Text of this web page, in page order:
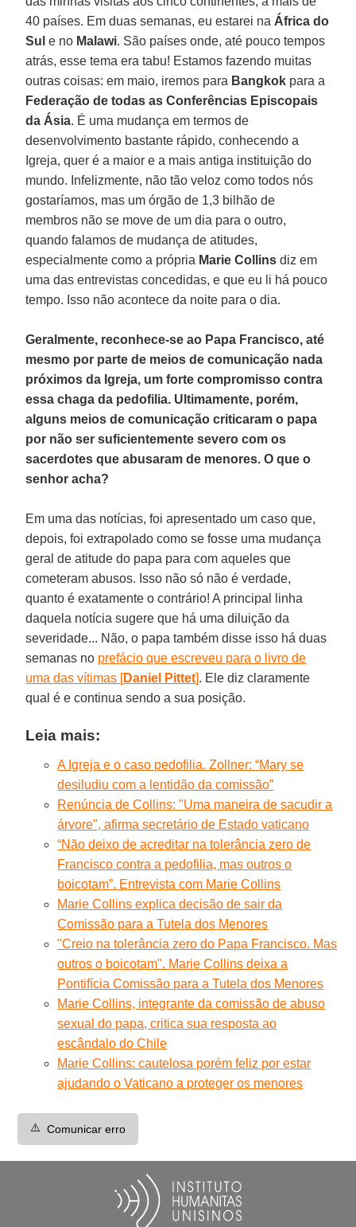
40 países. Em duas semanas, eu estarei na África do
Sul e no Malawi. São países onde, até pouco tempos
atrás, esse tema era tabu! Estamos fazendo muitas
outras coisas: em maio, iremos para Bangkok para a
Federação de todas as Conferências Episcopais
da Ásia. É uma mudança em termos de
desenvolvimento bastante rápido, conhecendo a
Igreja, quer é a maior e a mais antiga instituição do
mundo. Infelizmente, não tão veloz como todos nós
gostaríamos, mas um órgão de 1,3 bilhão de
membros não se move de um dia para o outro,
quando falamos de mudança de atitudes,
especialmente como a própria Marie Collins diz em
uma das entrevistas concedidas, e que eu li há pouco
tempo. Isso não acontece da noite para o dia.
Geralmente, reconhece-se ao Papa Francisco, até
mesmo por parte de meios de comunicação nada
próximos da Igreja, um forte compromisso contra
essa chaga da pedofilia. Ultimamente, porém,
alguns meios de comunicação criticaram o papa
por não ser suficientemente severo com os
sacerdotes que abusaram de menores. O que o
senhor acha?
Em uma das notícias, foi apresentado um caso que,
depois, foi extrapolado como se fosse uma mudança
geral de atitude do papa para com aqueles que
cometeram abusos. Isso não só não é verdade,
quanto é exatamente o contrário! A principal linha
daquela notícia sugere que há uma diluição da
severidade... Não, o papa também disse isso há duas
semanas no prefácio que escreveu para o livro de
uma das vítimas [Daniel Pittet]. Ele diz claramente
qual é e continua sendo a sua posição.
Leia mais:
A Igreja e o caso pedofilia. Zollner: “Mary se
desiludiu com a lentidão da comissão”
Renúncia de Collins: "Uma maneira de sacudir a
árvore", afirma secretário de Estado vaticano
“Não deixo de acreditar na tolerância zero de
Francisco contra a pedofilia, mas outros o
boicotam”. Entrevista com Marie Collins
Marie Collins explica decisão de sair da
Comissão para a Tutela dos Menores
"Creio na tolerância zero do Papa Francisco. Mas
outros o boicotam". Marie Collins deixa a
Pontifícia Comissão para a Tutela dos Menores
Marie Collins, integrante da comissão de abuso
sexual do papa, critica sua resposta ao
escândalo do Chile
Marie Collins: cautelosa porém feliz por estar
ajudando o Vaticano a proteger os menores
⚠️ Comunicar erro